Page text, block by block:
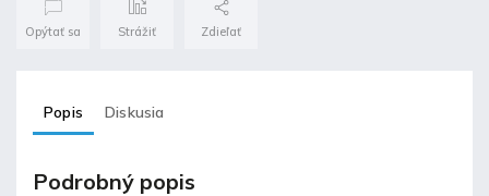
Opýtať sa Strážiť Zdieľať
Popis Diskusia
Podrobný popis